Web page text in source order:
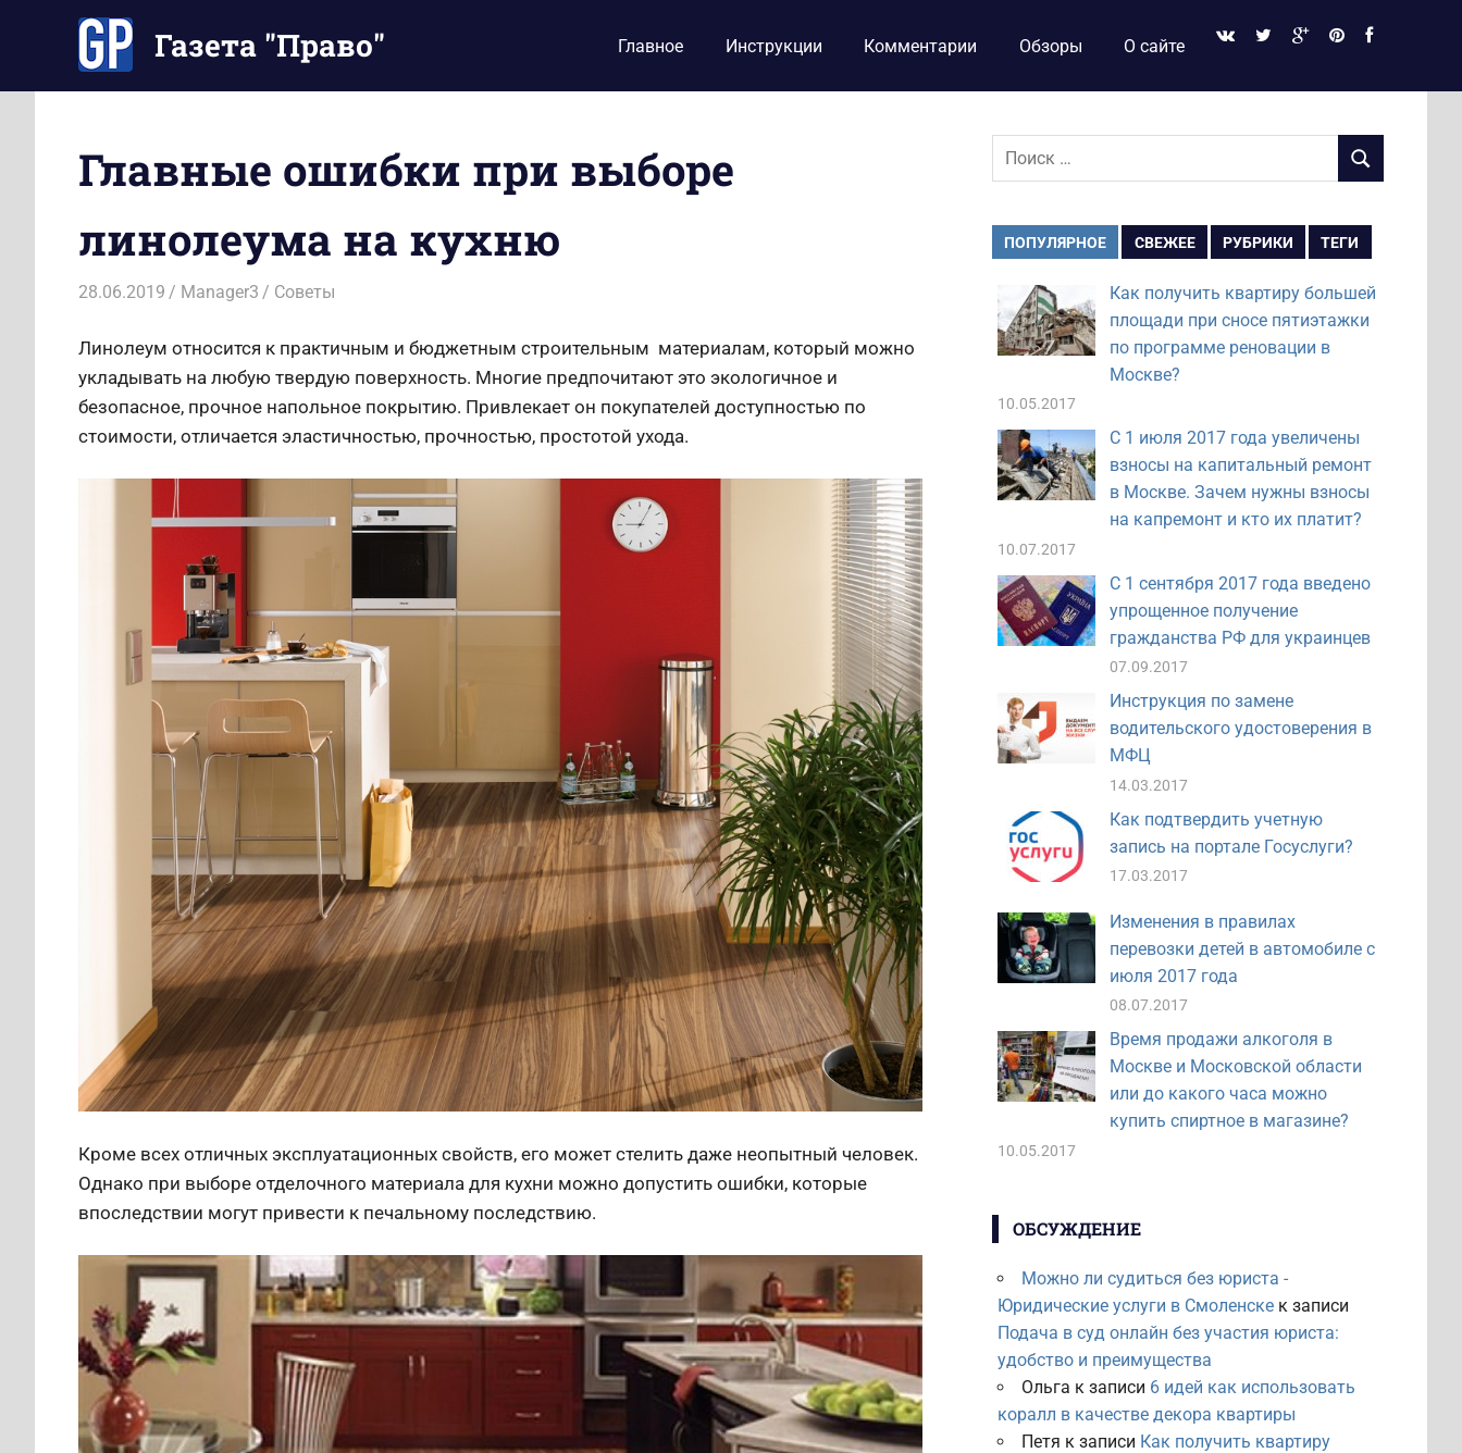
содержимому
Газета "Право"
Ваше
время
Главное Инструкции Комментарии Обзоры О сайте
Главные ошибки при выборе
линолеума на кухню
28.06.2019 Manager3 Советы
Линолеум относится к практичным и бюджетным строительным материалам, который можно
укладывать на любую твердую поверхность. Многие предпочитают это экологичное и
безопасное, прочное напольное покрытию. Привлекает он покупателей доступностью по
стоимости, отличается эластичностью, прочностью, простотой ухода.
Кроме всех отличных эксплуатационных свойств, его может стелить даже неопытный человек.
Однако при выборе отделочного материала для кухни можно допустить ошибки, которые
впоследствии могут привести к печальному последствию.
Поиск
ПОИСК
ПОПУЛЯРНОЕ СВЕЖЕЕ РУБРИКИ ТЕГИ
Как получить квартиру большей
площади при сносе пятиэтажки
по программе реновации в
Москве?
10.05.2017
С 1 июля 2017 года увеличены
взносы на капитальный ремонт
в Москве. Зачем нужны взносы
на капремонт и кто их платит?
10.07.2017
С 1 сентября 2017 года введено
упрощенное получение
гражданства РФ для украинцев
07.09.2017
Инструкция по замене
водительского удостоверения в
МФЦ
14.03.2017
Как подтвердить учетную
запись на портале Госуслуги?
17.03.2017
Изменения в правилах
перевозки детей в автомобиле с
июля 2017 года
08.07.2017
Время продажи алкоголя в
Москве и Московской области
или до какого часа можно
купить спиртное в магазине?
10.05.2017
ОБСУЖДЕНИЕ
Можно ли судиться без юриста -
Юридические услуги в Смоленскек записи
Подача в суд онлайн без участия юриста:
удобство и преимущества
Ольга к записи 6 идей как использовать
коралл в качестве декора квартиры
Петя к записи Как получить квартиру